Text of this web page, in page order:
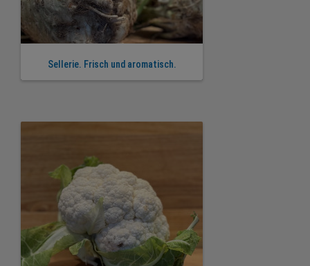
Sellerie. Frisch und aromatisch.